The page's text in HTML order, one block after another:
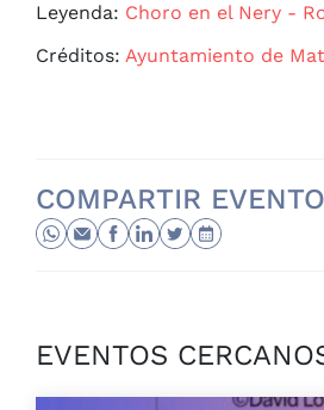
Leyenda: Choro en el Nery -
Créditos: Ayuntamiento de
COMPARTIR EVENTO
EVENTOS